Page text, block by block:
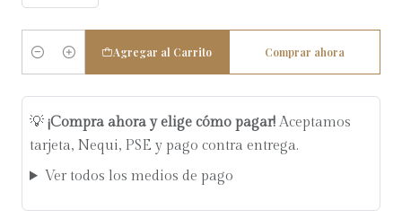
Cantidad
Agregar al Carrito Comprar ahora
💡 ¡Compra ahora y elige cómo pagar! Aceptamos
tarjeta, Nequi, PSE y pago contra entrega.
Ver todos los medios de pago